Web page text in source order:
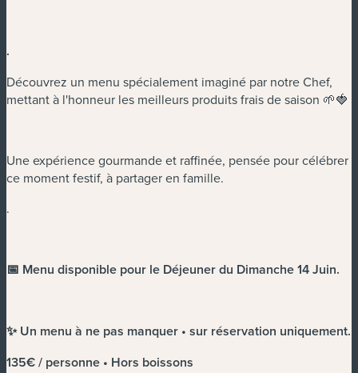
.
Découvrez un menu spécialement imaginé par notre Chef,
mettant à l'honneur les meilleurs produits frais de saison 🌱🍓
Une expérience gourmande et raffinée, pensée pour célébrer
ce moment festif, à partager en famille.
.
📅 Menu disponible pour le Déjeuner du Dimanche 14 Juin.
✨ Un menu à ne pas manquer • sur réservation uniquement.
135€ / personne • Hors boissons